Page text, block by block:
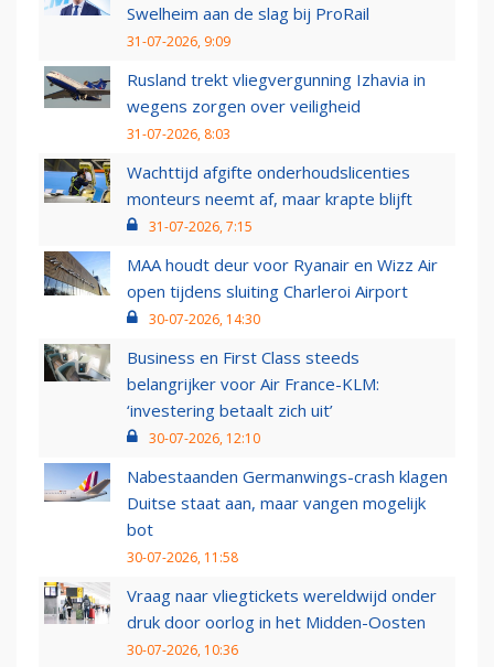
Swelheim aan de slag bij ProRail
31-07-2026, 9:09
Rusland trekt vliegvergunning Izhavia in
wegens zorgen over veiligheid
31-07-2026, 8:03
Wachttijd afgifte onderhoudslicenties
monteurs neemt af, maar krapte blijft
31-07-2026, 7:15
MAA houdt deur voor Ryanair en Wizz Air
open tijdens sluiting Charleroi Airport
30-07-2026, 14:30
Business en First Class steeds
belangrijker voor Air France-KLM:
‘investering betaalt zich uit’
30-07-2026, 12:10
Nabestaanden Germanwings-crash klagen
Duitse staat aan, maar vangen mogelijk
bot
30-07-2026, 11:58
Vraag naar vliegtickets wereldwijd onder
druk door oorlog in het Midden-Oosten
30-07-2026, 10:36